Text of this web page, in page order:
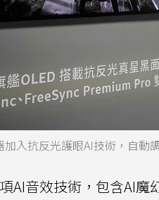
入抗反光護眼AI技術，自動
AI音效技術，包含AI